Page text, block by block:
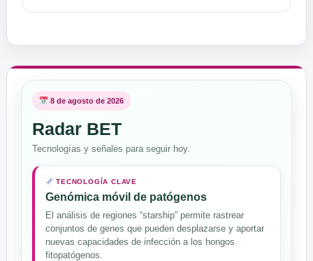
8 de agosto de 2026
Radar BET
Tecnologías y señales para seguir hoy.
TECNOLOGÍA CLAVE
Genómica móvil de patógenos
El análisis de regiones “starship” permite rastrear
conjuntos de genes que pueden desplazarse y aportar
nuevas capacidades de infección a los hongos
fitopatógenos.